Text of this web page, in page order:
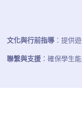
文化與行前指導 ：提供
聯繫與支援 ：確保學生